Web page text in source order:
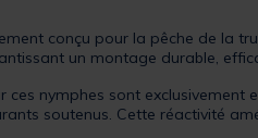
conçu pour la pêche de la
un montage durable,
ces nymphes sont exclusivement
soutenus. Cette réactivité